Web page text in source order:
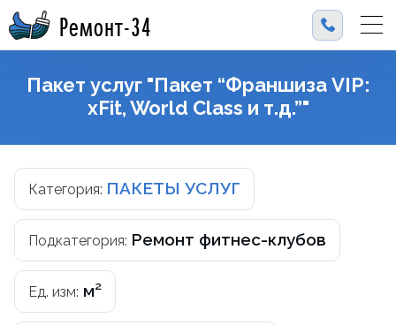
Ремонт-34
Пакет услуг "Пакет “Франшиза VIP:
xFit, World Class и т.д.”"
Категория: ПАКЕТЫ УСЛУГ
Подкатегория: Ремонт фитнес-клубов
Ед. изм: м²